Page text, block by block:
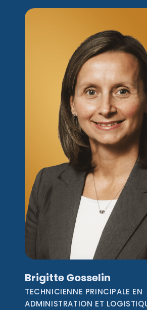
Brigitte Gosselin
TECHNICIENNE PRINCIPALE EN
ADMINISTRATION ET